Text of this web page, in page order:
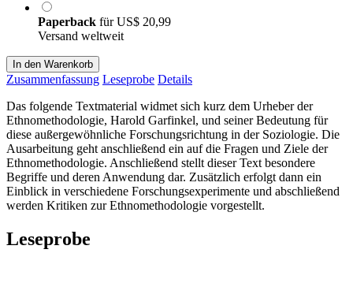
Paperback fürUS$ 20,99
Versand weltweit
In den Warenkorb
Zusammenfassung Leseprobe Details
Das folgende Textmaterial widmet sich kurz dem Urheber der
Ethnomethodologie, Harold Garfinkel, und seiner Bedeutung für
diese außergewöhnliche Forschungsrichtung in der Soziologie. Die
Ausarbeitung geht anschließend ein auf die Fragen und Ziele der
Ethnomethodologie. Anschließend stellt dieser Text besondere
Begriffe und deren Anwendung dar. Zusätzlich erfolgt dann ein
Einblick in verschiedene Forschungsexperimente und abschließend
werden Kritiken zur Ethnomethodologie vorgestellt.
Leseprobe